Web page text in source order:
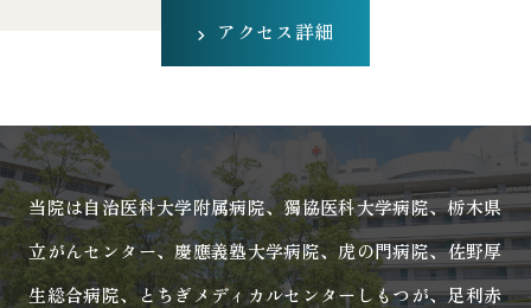
アクセス詳細
当院は自治医科大学附属病院、獨協医科大学病院、栃木県
立がんセンター、慶應義塾大学病院、虎の門病院、佐野厚
生総合病院、とちぎメディカルセンターしもつが、足利赤